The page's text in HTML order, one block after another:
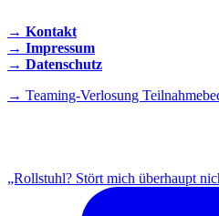
→ Kontakt
→ Impressum
→ Datenschutz
→ Teaming-Verlosung
„Rollstuhl? Stört mich überhaupt